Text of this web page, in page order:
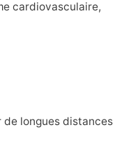
cardiovasculaire,
de longues distances